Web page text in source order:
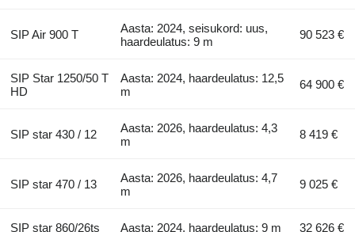
SIP Air 900 T
Aasta: 2024, seisukord: uus,
haardeulatus: 9 m
90 523 €
SIP Star 1250/50 T
HD
Aasta: 2024, haardeulatus: 12,5
m
64 900 €
SIP star 430 / 12
Aasta: 2026, haardeulatus: 4,3
m
8 419 €
SIP star 470 / 13
Aasta: 2026, haardeulatus: 4,7
m
9 025 €
SIP star 860/26ts Aasta: 2024, haardeulatus: 9 m 32 626 €